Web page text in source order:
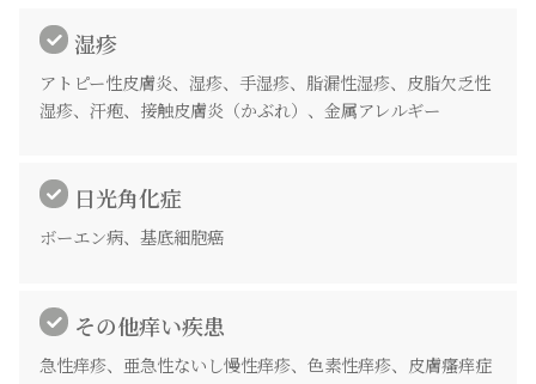
湿疹
アトピー性皮膚炎、湿疹、手湿疹、脂漏性湿疹、皮脂欠乏性
湿疹、汗疱、接触皮膚炎（かぶれ）、金属アレルギー
日光角化症
ボーエン病、基底細胞癌
その他痒い疾患
急性痒疹、亜急性ないし慢性痒疹、色素性痒疹、皮膚瘙痒症